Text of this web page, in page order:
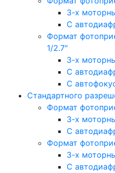
3-х
С
Формат
1/2.7″
3-х
С
С
Стандартного
Формат
3-х
С
Формат
3-х
С